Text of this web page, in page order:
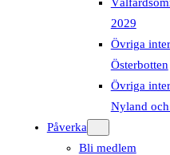
2029
Övriga
Österbotten
Övriga
Nyland
Påverka
Bli medlem